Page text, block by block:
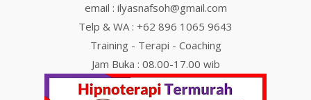
email : ilyasnafsoh@gmail.com
Telp & WA : +62 896 1065 9643
Training - Terapi - Coaching
Jam Buka : 08.00-17.00 wib